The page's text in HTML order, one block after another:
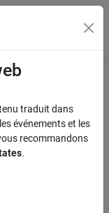
du menu
traduit dans
événements et les
recommandons
.